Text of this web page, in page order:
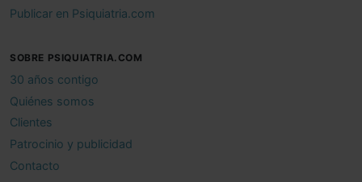
Publicar en Psiquiatria.com
SOBRE PSIQUIATRIA.COM
30 años contigo
Quiénes somos
Clientes
Patrocinio y publicidad
Contacto